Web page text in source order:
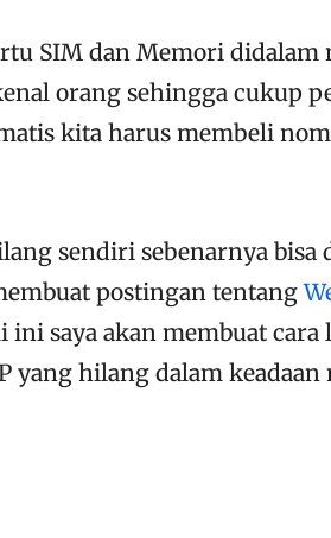
SIM dan Memori didalam
orang sehingga cukup
kita harus membeli
sendiri sebenarnya bisa
postingan tentang
ini saya akan membuat
yang hilang dalam keadaan